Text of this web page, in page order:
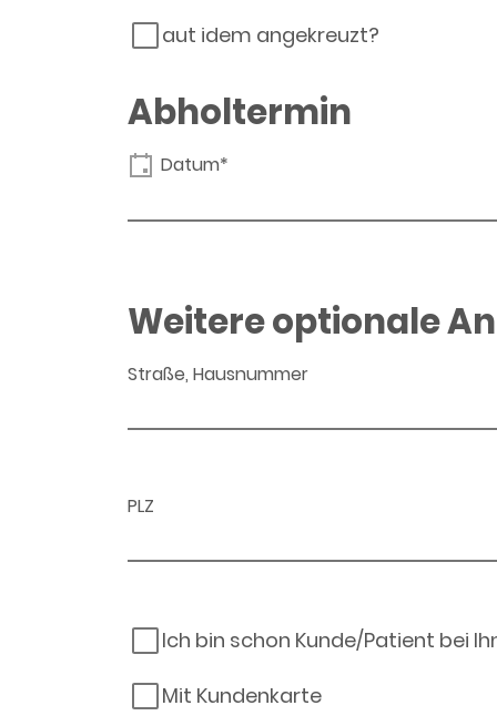
aut idem angekreuzt?
Abholtermin
Datum*
Weitere optionale
Straße, Hausnummer
PLZ
Ich bin schon Kunde/Patient bei
Mit Kundenkarte